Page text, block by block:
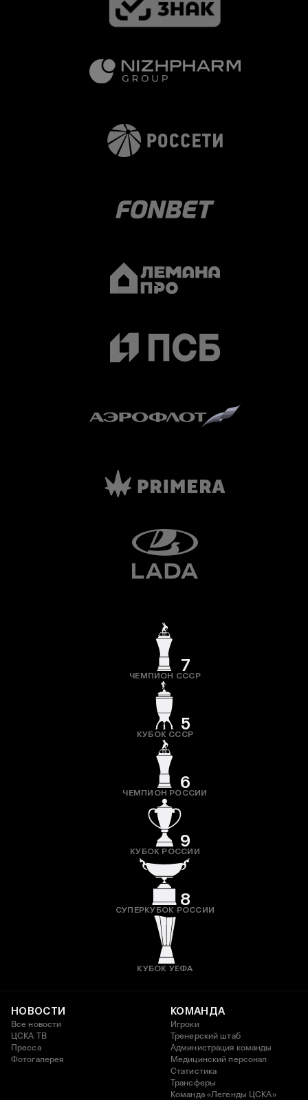
7
ЧЕМПИОН СССР
5
КУБОК СССР
6
ЧЕМПИОН РОССИИ
9
КУБОК РОССИИ
8
СУПЕРКУБОК РОССИИ
КУБОК УЕФА
НОВОСТИ
Все новости
ЦСКА ТВ
Пресса
Фотогалерея
КОМАНДА
Игроки
Тренерский штаб
Администрация команды
Медицинский персонал
Статистика
Трансферы
Команда «Легенды ЦСКА»